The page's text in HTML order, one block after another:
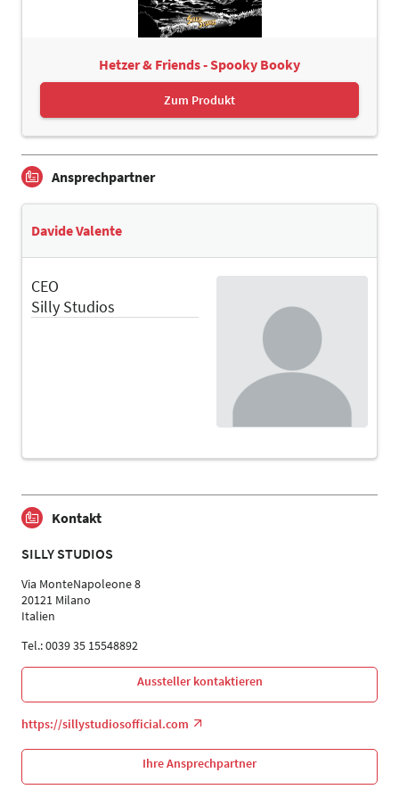
Hetzer & Friends - Spooky Booky
Zum Produkt
Ansprechpartner
Davide Valente
CEO
Silly Studios
Kontakt
SILLY STUDIOS
Via MonteNapoleone 8
20121 Milano
Italien
Tel.: 0039 35 15548892
Aussteller kontaktieren
https://sillystudiosofficial.com
Ihre Ansprechpartner